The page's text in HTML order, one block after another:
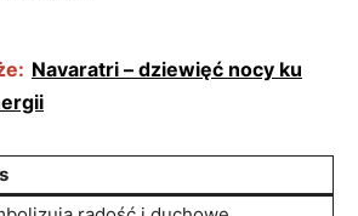
Navaratri – dziewięć nocy ku